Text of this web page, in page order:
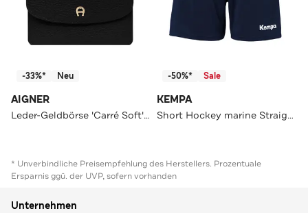
-33%* Neu
AIGNER
Leder-Geldbörse 'Carré Soft' schwarz
-50%* Sale
KEMPA
Short Hockey marine Straight
* Unverbindliche Preisempfehlung des Herstellers. Prozentuale
Ersparnis ggü. der UVP, sofern vorhanden
Unternehmen